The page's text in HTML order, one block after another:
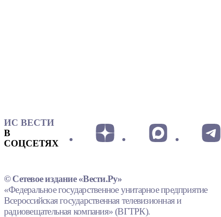
ИС ВЕСТИ
В
СОЦСЕТЯХ
© Сетевое издание «Вести.Ру»
«Федеральное государственное унитарное предприятие
Всероссийская государственная телевизионная и
радиовещательная компания» (ВГТРК).